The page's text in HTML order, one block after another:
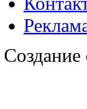
Создание